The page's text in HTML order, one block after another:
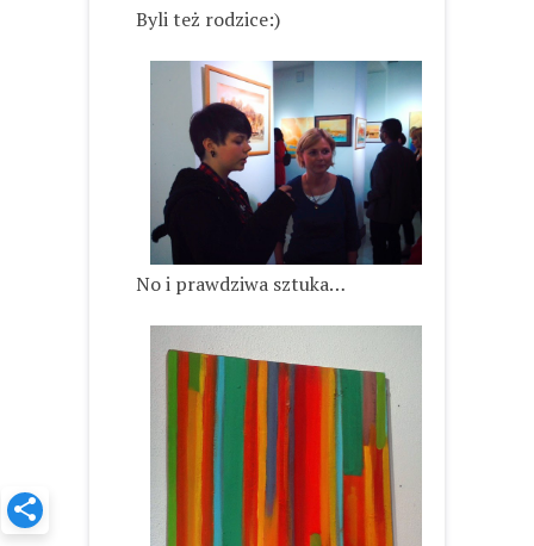
Byli też rodzice:)
No i prawdziwa sztuka…